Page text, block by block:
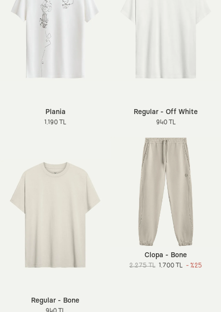
Plania
1.190 TL
Regular - Off White
940 TL
Regular - Bone
Clopa - Bone
2.275 TL 1.700 TL - %25